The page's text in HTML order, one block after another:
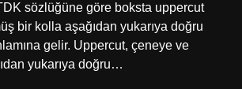
sözlüğüne göre boksta uppercut
bir kolla aşağıdan yukarıya doğru
gelir. Uppercut, çeneye ve
yukarıya doğru…